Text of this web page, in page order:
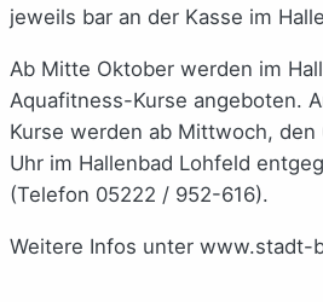
jeweils bar an der Kasse im
Ab Mitte Oktober werden im
Aquafitness-Kurse angeboten.
Kurse werden ab Mittwoch, den
Uhr im Hallenbad Lohfeld
(Telefon 05222 / 952-616).
Weitere Infos unter www.stadt-